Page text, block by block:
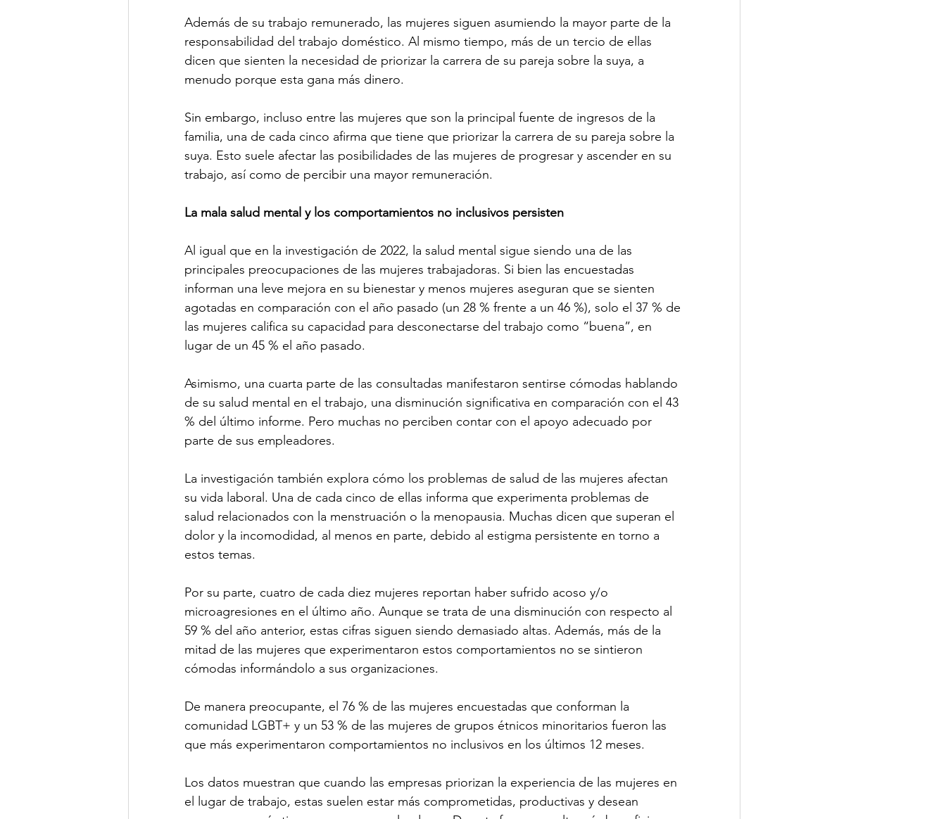
Además de su trabajo remunerado, las mujeres siguen asumiendo la mayor parte de la
responsabilidad del trabajo doméstico. Al mismo tiempo, más de un tercio de ellas
dicen que sienten la necesidad de priorizar la carrera de su pareja sobre la suya, a
menudo porque esta gana más dinero.
Sin embargo, incluso entre las mujeres que son la principal fuente de ingresos de la
familia, una de cada cinco afirma que tiene que priorizar la carrera de su pareja sobre la
suya. Esto suele afectar las posibilidades de las mujeres de progresar y ascender en su
trabajo, así como de percibir una mayor remuneración.
La mala salud mental y los comportamientos no inclusivos persisten
Al igual que en la investigación de 2022, la salud mental sigue siendo una de las
principales preocupaciones de las mujeres trabajadoras. Si bien las encuestadas
informan una leve mejora en su bienestar y menos mujeres aseguran que se sienten
agotadas en comparación con el año pasado (un 28 % frente a un 46 %), solo el 37 % de
las mujeres califica su capacidad para desconectarse del trabajo como “buena”, en
lugar de un 45 % el año pasado.
Asimismo, una cuarta parte de las consultadas manifestaron sentirse cómodas hablando
de su salud mental en el trabajo, una disminución significativa en comparación con el 43
% del último informe. Pero muchas no perciben contar con el apoyo adecuado por
parte de sus empleadores.
La investigación también explora cómo los problemas de salud de las mujeres afectan
su vida laboral. Una de cada cinco de ellas informa que experimenta problemas de
salud relacionados con la menstruación o la menopausia. Muchas dicen que superan el
dolor y la incomodidad, al menos en parte, debido al estigma persistente en torno a
estos temas.
Por su parte, cuatro de cada diez mujeres reportan haber sufrido acoso y/o
microagresiones en el último año. Aunque se trata de una disminución con respecto al
59 % del año anterior, estas cifras siguen siendo demasiado altas. Además, más de la
mitad de las mujeres que experimentaron estos comportamientos no se sintieron
cómodas informándolo a sus organizaciones.
De manera preocupante, el 76 % de las mujeres encuestadas que conforman la
comunidad LGBT+ y un 53 % de las mujeres de grupos étnicos minoritarios fueron las
que más experimentaron comportamientos no inclusivos en los últimos 12 meses.
Los datos muestran que cuando las empresas priorizan la experiencia de las mujeres en
el lugar de trabajo, estas suelen estar más comprometidas, productivas y desean